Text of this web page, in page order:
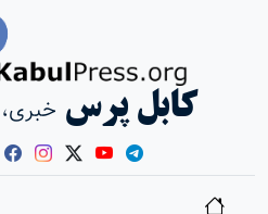
کابل پرس